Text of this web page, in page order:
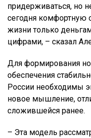
придерживаться, но
сегодня комфортную
жизни только
цифрами, – сказал
Для формирования
обеспечения
России необходимы
новое мышление,
сложившейся ранее.
– Эта модель